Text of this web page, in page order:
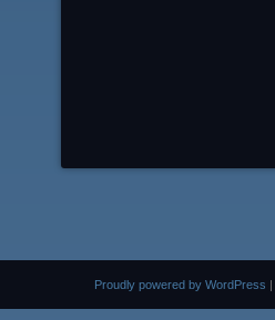
Proudly powered by WordPress |